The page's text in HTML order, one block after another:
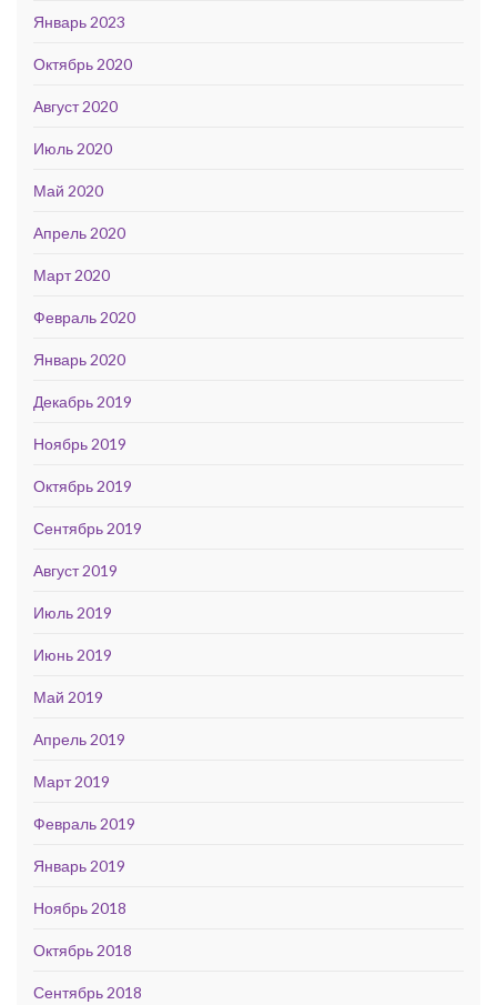
Январь 2023
Октябрь 2020
Август 2020
Июль 2020
Май 2020
Апрель 2020
Март 2020
Февраль 2020
Январь 2020
Декабрь 2019
Ноябрь 2019
Октябрь 2019
Сентябрь 2019
Август 2019
Июль 2019
Июнь 2019
Май 2019
Апрель 2019
Март 2019
Февраль 2019
Январь 2019
Ноябрь 2018
Октябрь 2018
Сентябрь 2018